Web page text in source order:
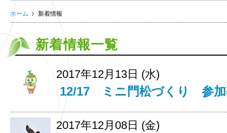
ホーム 新着情報
新着情報一覧
2017年12月13日 (水)
12/17 ミニ門松づくり 参加
2017年12月08日 (金)